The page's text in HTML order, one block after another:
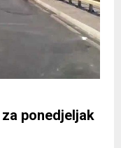
ponedjeljak